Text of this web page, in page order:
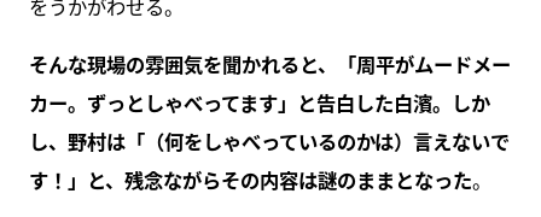
そんな現場の雰囲気を聞かれると、「周平がムードメー
カー。ずっとしゃべってます」と告白した白濱。しか
し、野村は「（何をしゃべっているのかは）言えないで
す！」と、残念ながらその内容は謎のままとなった。